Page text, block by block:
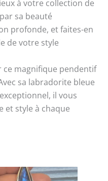
à votre collection de
sa beauté
profonde, et faites-en
de votre style
ce magnifique pendentif
sa labradorite bleue
il vous
et style à chaque